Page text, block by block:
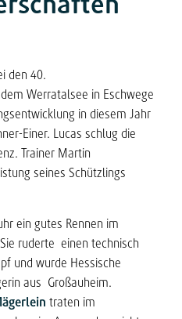
den 40.
Werratalsee in Eschwege
in diesem Jahr
Einer. Lucas schlug die
Trainer Martin
seines Schützlings
ein gutes Rennen im
ruderte einen technisch
und wurde Hessische
aus Großauheim.
traten im